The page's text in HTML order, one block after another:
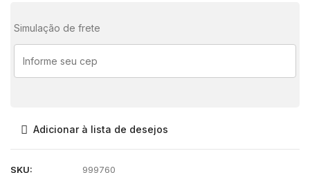
Simulação de frete
Adicionar à lista de desejos
SKU:
999760